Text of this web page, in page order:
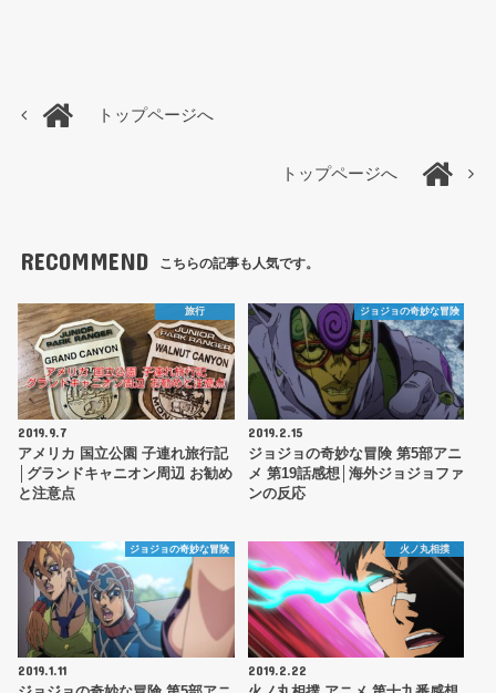
トップページへ
トップページへ
RECOMMEND こちらの記事も人気です。
旅行
2019.9.7
アメリカ 国立公園 子連れ旅行記
│グランドキャニオン周辺 お勧め
と注意点
ジョジョの奇妙な冒険
2019.2.15
ジョジョの奇妙な冒険 第5部アニ
メ 第19話感想│海外ジョジョファ
ンの反応
ジョジョの奇妙な冒険
2019.1.11
火ノ丸相撲
2019.2.22